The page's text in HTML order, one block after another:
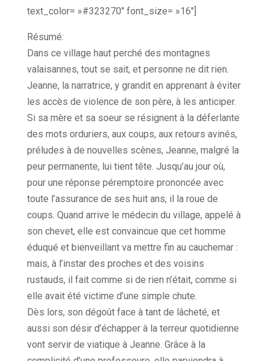
text_color= »#323270″ font_size= »16″]
Résumé:
Dans ce village haut perché des montagnes
valaisannes, tout se sait, et personne ne dit rien.
Jeanne, la narratrice, y grandit en apprenant à éviter
les accès de violence de son père, à les anticiper.
Si sa mère et sa soeur se résignent à la déferlante
des mots orduriers, aux coups, aux retours avinés,
préludes à de nouvelles scènes, Jeanne, malgré la
peur permanente, lui tient tête. Jusqu’au jour où,
pour une réponse péremptoire prononcée avec
toute l’assurance de ses huit ans, il la roue de
coups. Quand arrive le médecin du village, appelé à
son chevet, elle est convaincue que cet homme
éduqué et bienveillant va mettre fin au cauchemar :
mais, à l’instar des proches et des voisins
rustauds, il fait comme si de rien n’était, comme si
elle avait été victime d’une simple chute.
Dès lors, son dégoût face à tant de lâcheté, et
aussi son désir d’échapper à la terreur quotidienne
vont servir de viatique à Jeanne. Grâce à la